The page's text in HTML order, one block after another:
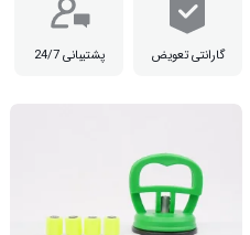
گارانتی تعویض پشتیبانی 24/7